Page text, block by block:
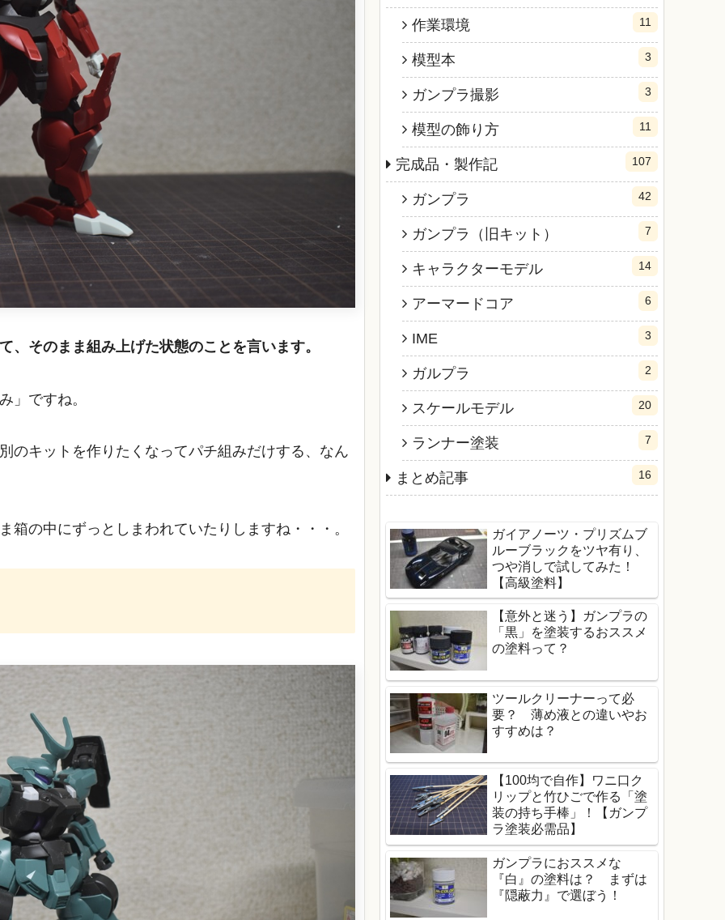
そのまま組み上げた状態のことを言います。
」ですね。
のキットを作りたくなってパチ組みだけする、なん
の中にずっとしまわれていたりしますね・・・。
作業環境 11
模型本 3
ガンプラ撮影 3
模型の飾り方 11
完成品・製作記 107
ガンプラ 42
ガンプラ（旧キット） 7
キャラクターモデル 14
アーマードコア 6
IME 3
ガルプラ 2
スケールモデル 20
ランナー塗装 7
まとめ記事 16
ガイアノーツ・プリズムブ
ルーブラックをツヤ有り、
つや消しで試してみた！
【高級塗料】
【意外と迷う】ガンプラの
「黒」を塗装するおススメ
の塗料って？
ツールクリーナーって必
要？ 薄め液との違いやお
すすめは？
【100均で自作】ワニ口ク
リップと竹ひごで作る「塗
装の持ち手棒」！【ガンプ
ラ塗装必需品】
ガンプラにおススメな
『白』の塗料は？ まずは
『隠蔽力』で選ぼう！